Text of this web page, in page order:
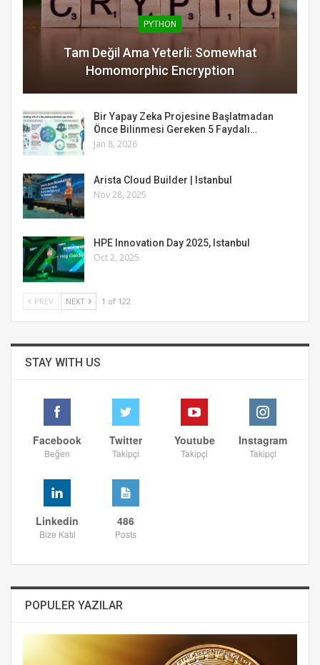
PYTHON
Tam Değil Ama Yeterli: Somewhat
Homomorphic Encryption
Bir Yapay Zeka Projesine Başlatmadan
Önce Bilinmesi Gereken 5 Faydalı…
Jan 8, 2026
Arista Cloud Builder | Istanbul
Nov 28, 2025
HPE Innovation Day 2025, Istanbul
Oct 2, 2025
PREV NEXT 1 of 122
STAY WITH US
Facebook
Beğen
Twitter
Takipçi
Youtube
Takipçi
Instagram
Takipçi
Linkedin
Bize Katıl
486
Posts
POPULER YAZILAR